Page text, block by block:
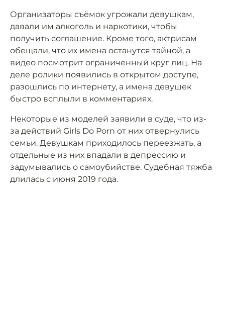
Организаторы съёмок угрожали девушкам,
давали им алкоголь и наркотики, чтобы
получить соглашение. Кроме того, актрисам
обещали, что их имена останутся тайной, а
видео посмотрит ограниченный круг лиц. На
деле ролики появились в открытом доступе,
разошлись по интернету, а имена девушек
быстро всплыли в комментариях.
Некоторые из моделей заявили в суде, что из-
за действий Girls Do Porn от них отвернулись
семьи. Девушкам приходилось переезжать, а
отдельные из них впадали в депрессию и
задумывались о самоубийстве. Судебная тяжба
длилась с июня 2019 года.